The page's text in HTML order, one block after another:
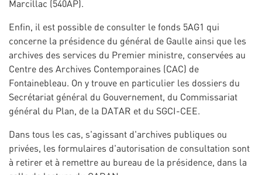
Marcillac (540AP).
Enfin, il est possible de consulter le fonds 5AG1 qui
concerne la présidence du général de Gaulle ainsi que les
archives des services du Premier ministre, conservées au
Centre des Archives Contemporaines (CAC) de
Fontainebleau. On y trouve en particulier les dossiers du
Secrétariat général du Gouvernement, du Commissariat
général du Plan, de la DATAR et du SGCI-CEE.
Dans tous les cas, s'agissant d'archives publiques ou
privées, les formulaires d'autorisation de consultation sont
à retirer et à remettre au bureau de la présidence, dans la